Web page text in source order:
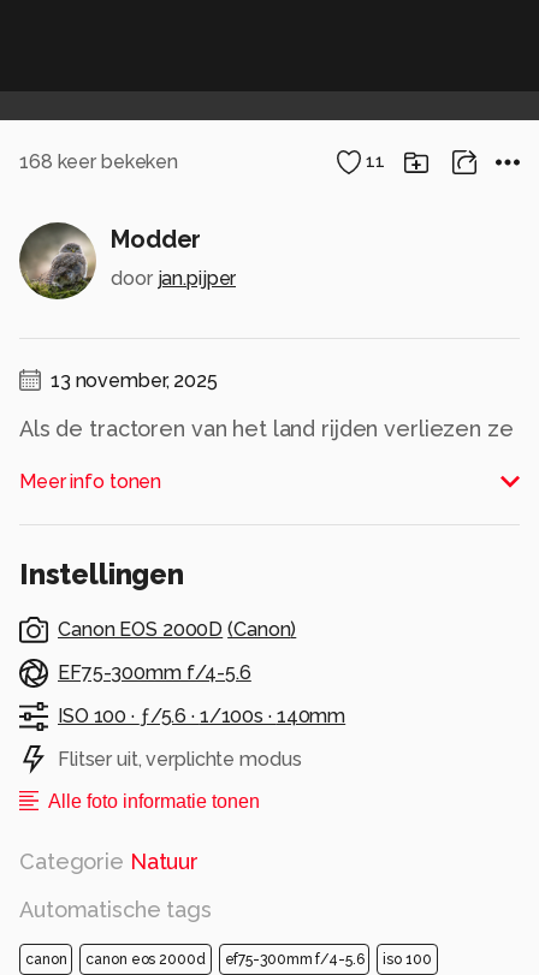
168 keer bekeken 11
Modder
door jan.pijper
13 november, 2025
Als de tractoren van het land rijden verliezen ze
manoeuvreren.
Meer info tonen
Instellingen
Canon EOS 2000D (Canon)
EF75-300mm f/4-5.6
ISO 100 · ƒ/5.6 · 1/100s · 140mm
Flitser uit, verplichte modus
Alle foto informatie tonen
Categorie Natuur
Automatische tags
canon canon eos 2000d ef75-300mm f/4-5.6 iso 100